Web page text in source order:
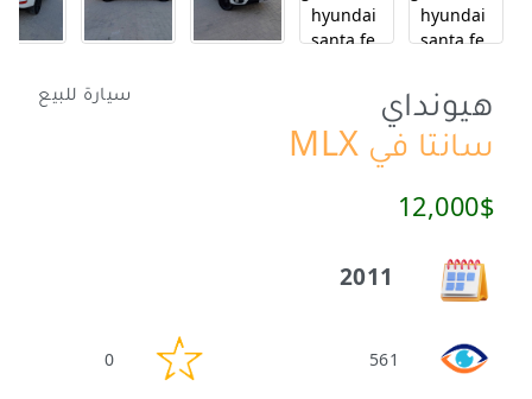
هيونداي سيارة للبيع
سانتا في MLX
12,000$
2011
561
0